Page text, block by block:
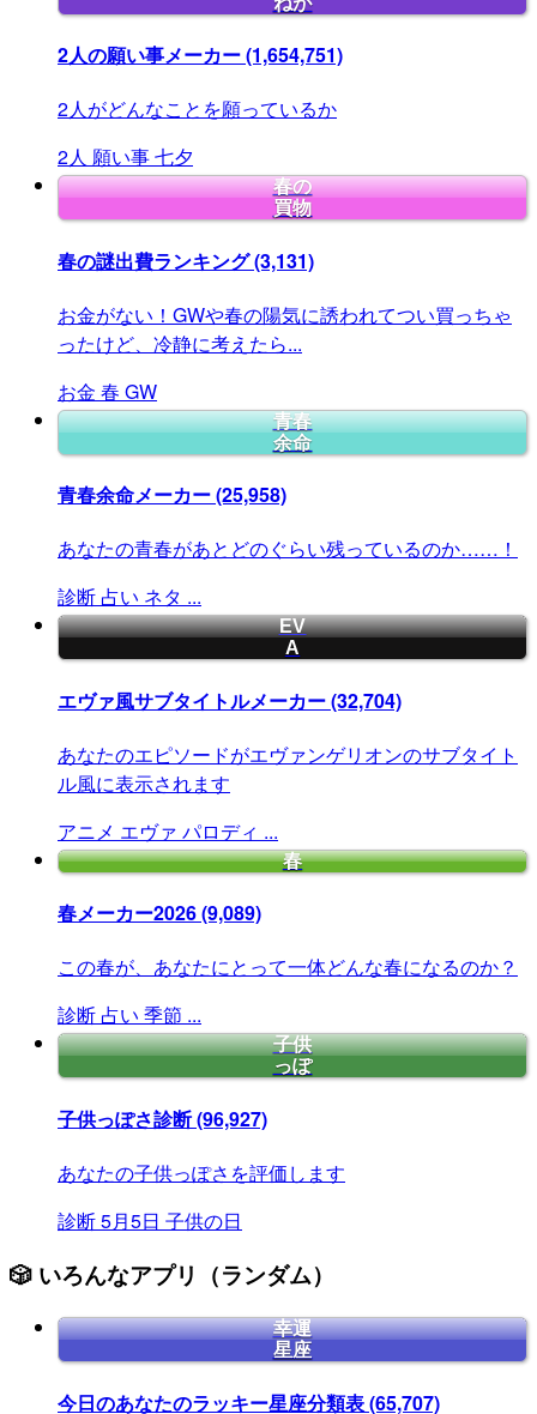
2人の願い事メーカー(1,654,751)
2人がどんなことを願っているか
2人 願い事七夕
春の
買物
春の謎出費ランキング(3,131)
お金がない！GWや春の陽気に誘われてつい買っちゃ
ったけど、冷静に考えたら...
お金 春 GW
青春
余命
青春余命メーカー(25,958)
あなたの青春があとどのぐらい残っているのか……！
診断 占い ネタ ...
EV
A
エヴァ風サブタイトルメーカー(32,704)
あなたのエピソードがエヴァンゲリオンのサブタイト
ル風に表示されます
アニメ エヴァ パロディ ...
春
春メーカー2026(9,089)
この春が、あなたにとって一体どんな春になるのか？
診断 占い 季節 ...
子供
っぽ
子供っぽさ診断(96,927)
あなたの子供っぽさを評価します
診断5月5日 子供の日
🎲 いろんなアプリ（ランダム）
幸運
星座
今日のあなたのラッキー星座分類表(65,707)